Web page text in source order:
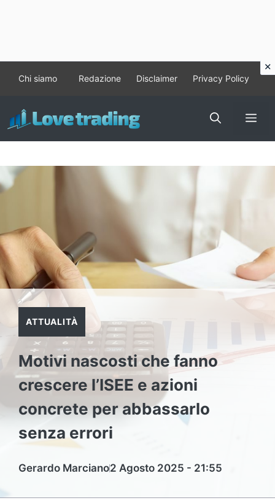
contenuto
Chi siamo Redazione Disclaimer Privacy Policy
ATTUALITÀ
Motivi nascosti che fanno
crescere l’ISEE e azioni
concrete per abbassarlo
senza errori
Gerardo Marciano2 Agosto 2025 - 21:55